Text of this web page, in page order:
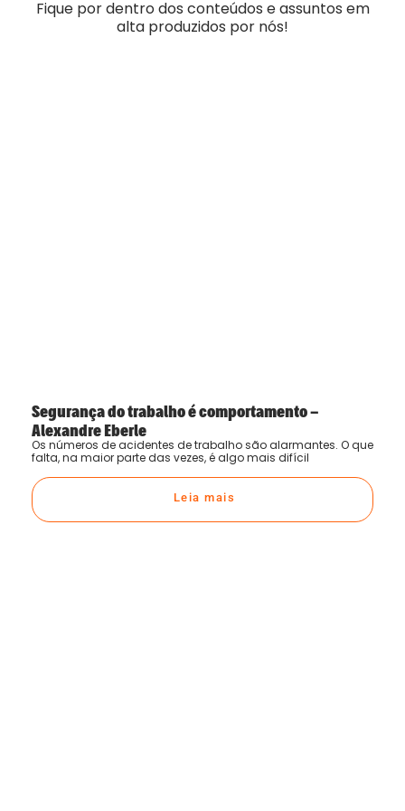
Fique por dentro dos conteúdos e assuntos em
alta produzidos por nós!
Segurança do trabalho é comportamento –
Alexandre Eberle
Os números de acidentes de trabalho são alarmantes. O que
falta, na maior parte das vezes, é algo mais difícil
Leia mais